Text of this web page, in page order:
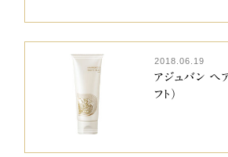
2018.06.19
アジュバン ヘ
フト）